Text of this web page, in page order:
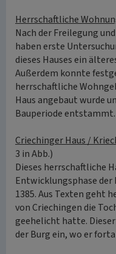
Herrschaftliche
Nach der Freilegung
haben erste
dieses Hauses ein
Außerdem konnte
herrschaftliche
Haus angebaut wurde
Bauperiode entstammt.
Criechinger Haus /
3 in Abb.)
Dieses herrschaftliche
Entwicklungsphase der
1385. Aus Texten geht
von Criechingen die
geehelicht hatte.
der Burg ein, wo er